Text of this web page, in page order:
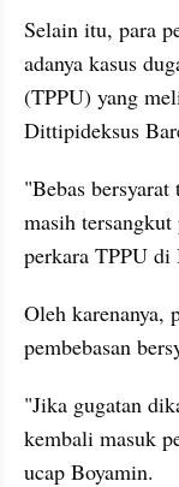
Selain itu, para
adanya kasus
(TPPU) yang
Dittipideksus
"Bebas
masih
perkara TPPU
Oleh karenanya,
pembebasan
"Jika gugatan
kembali masuk
ucap Boyamin.